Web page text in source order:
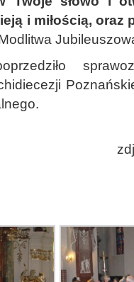
i miłością, oraz